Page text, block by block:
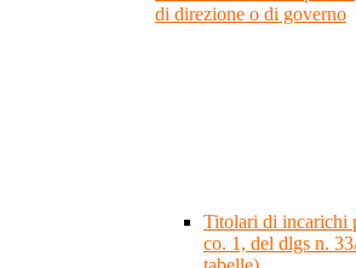
di direzione o di governo
Titolari di incarichi
co. 1, del dlgs n.